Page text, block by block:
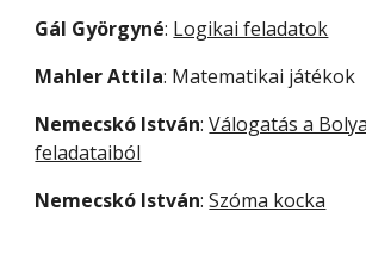
Gál Györgyné: Logikai feladatok
Mahler Attila: Matematikai játékok
Nemecskó István: Válogatás a
feladataiból
Nemecskó István: Szóma kocka